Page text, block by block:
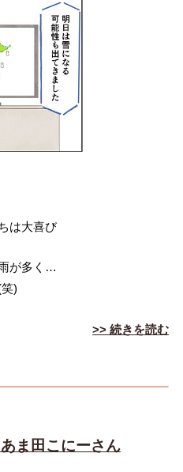
は大喜び
が多く…
)
>> 続きを読む
ま田こにーさん